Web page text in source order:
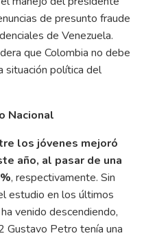
de presunto fraude
de Venezuela.
que Colombia no debe
situación política del
Nacional
los jóvenes mejoró
año, al pasar de una
, respectivamente. Sin
estudio en los últimos
venido descendiendo,
Gustavo Petro tenía una